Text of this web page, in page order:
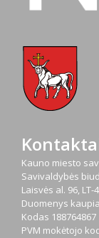
Kauno miesto
Savivaldybės
Laisvės al. 96,
Duomenys
Kodas 188764867
PVM mokėtojo